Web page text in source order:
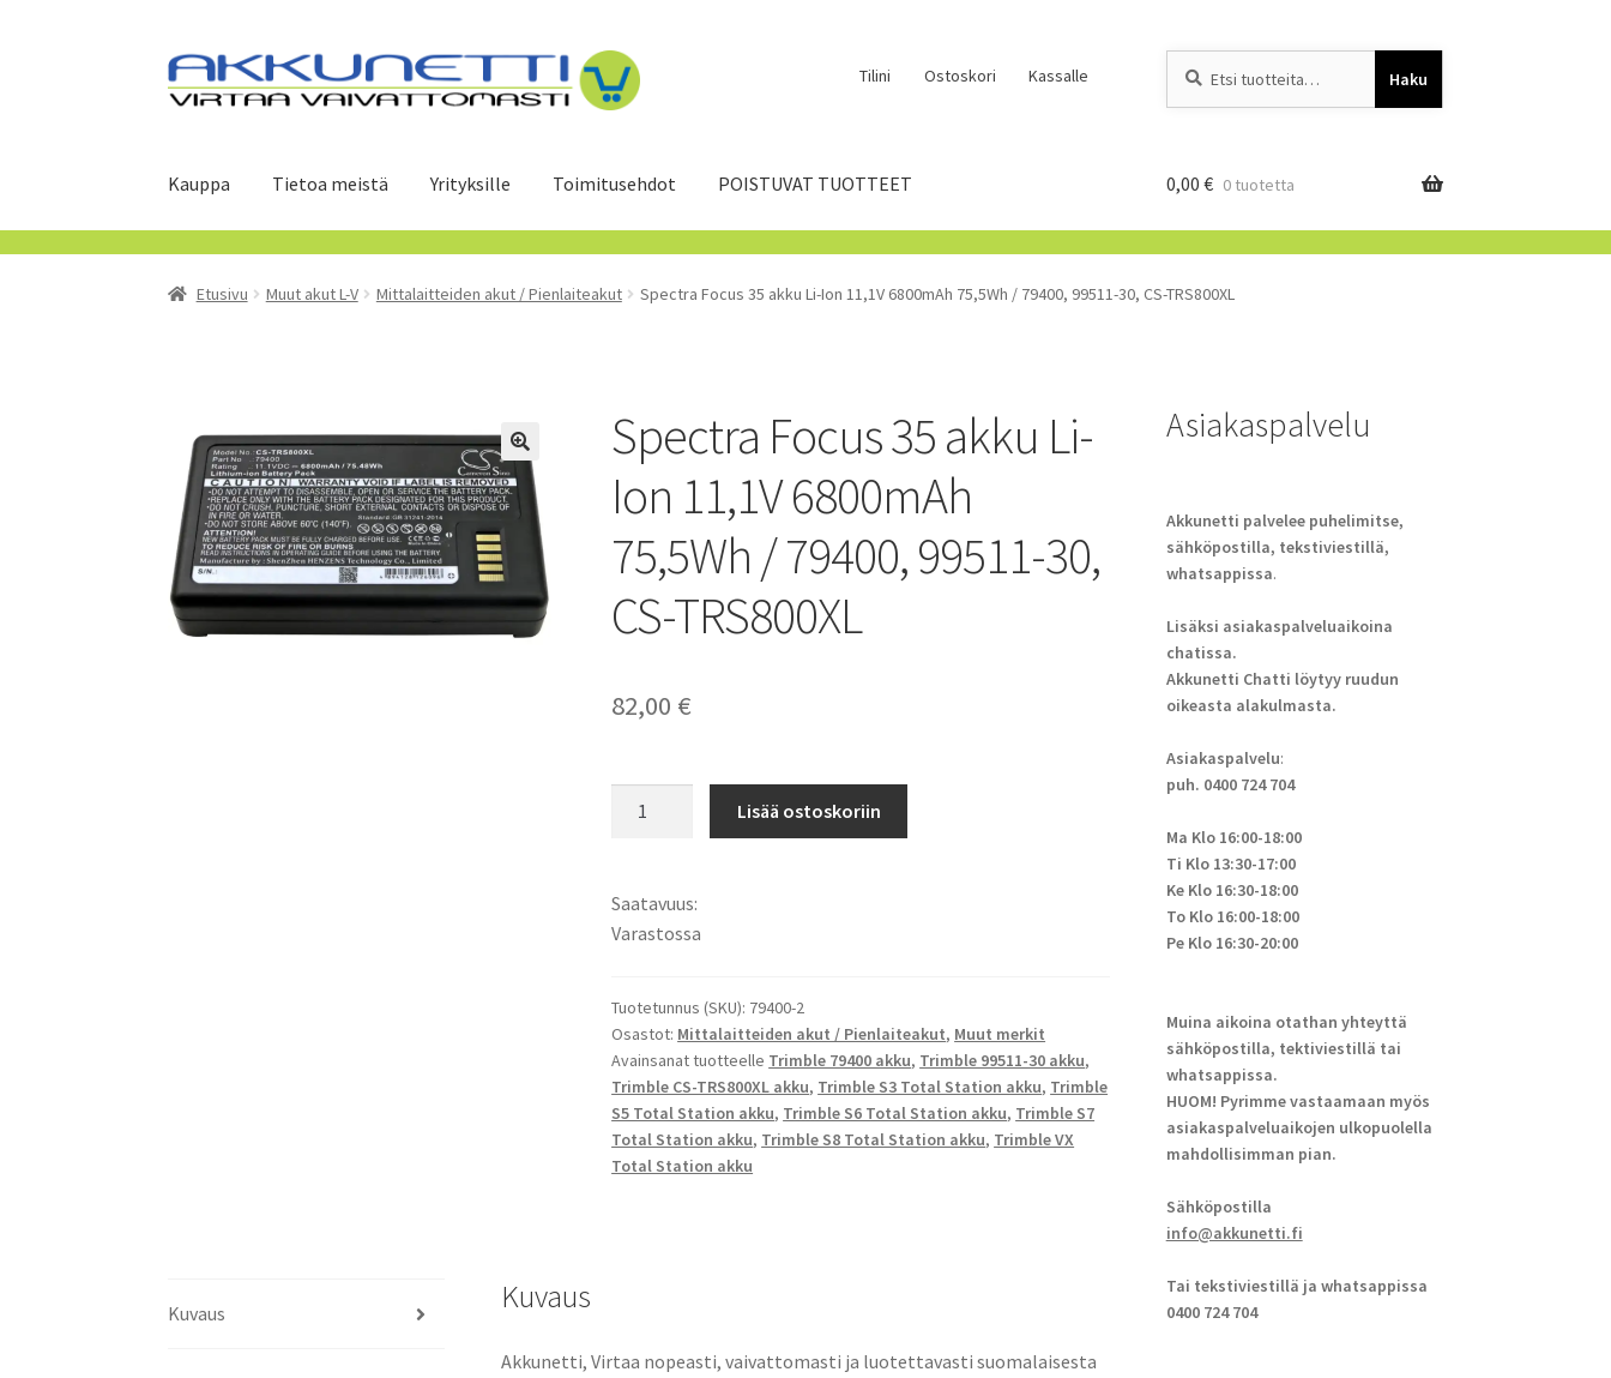
Siirry
navigointiin
Siirry
sisältöön
Tilini Ostoskori Kassalle Haku
Kauppa Tietoa meistä Yrityksille Toimitusehdot POISTUVAT TUOTTEET 0,00 € 0 tuotetta
Etusivu Muut akut L-V Mittalaitteiden akut / Pienlaiteakut Spectra Focus 35 akku Li-Ion 11,1V 6800mAh 75,5Wh / 79400, 99511-30, CS-TRS800XL
Spectra Focus 35 akku Li-
Ion 11,1V 6800mAh
75,5Wh / 79400, 99511-30,
CS-TRS800XL
82,00 €
Li-
Ion
6800mAh
75,5Wh
/
79400,
99511-
30,
Lisää ostoskoriin
Saatavuus:
Varastossa
Tuotetunnus (SKU): 79400-2
Osastot: Mittalaitteiden akut / Pienlaiteakut, Muut merkit
Avainsanat tuotteelle Trimble 79400 akku, Trimble 99511-30 akku,
Trimble CS-TRS800XL akku, Trimble S3 Total Station akku, Trimble
S5 Total Station akku, Trimble S6 Total Station akku, Trimble S7
Total Station akku, Trimble S8 Total Station akku, Trimble VX
Total Station akku
Kuvaus Kuvaus
Akkunetti, Virtaa nopeasti, vaivattomasti ja luotettavasti suomalaisesta
Asiakaspalvelu
Akkunetti palvelee puhelimitse,
sähköpostilla, tekstiviestillä,
whatsappissa.
Lisäksi asiakaspalveluaikoina
chatissa.
Akkunetti Chatti löytyy ruudun
oikeasta alakulmasta.
Asiakaspalvelu:
puh. 0400 724 704
Ma Klo 16:00-18:00
Ti Klo 13:30-17:00
Ke Klo 16:30-18:00
To Klo 16:00-18:00
Pe Klo 16:30-20:00
Muina aikoina otathan yhteyttä
sähköpostilla, tektiviestillä tai
whatsappissa.
HUOM! Pyrimme vastaamaan myös
asiakaspalveluaikojen ulkopuolella
mahdollisimman pian.
Sähköpostilla
info@akkunetti.fi
Tai tekstiviestillä ja whatsappissa
0400 724 704